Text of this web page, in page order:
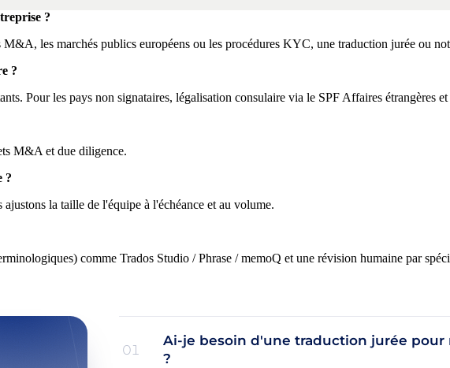
?
les marchés publics européens ou les procédures KYC, une traduction jurée ou
?
Pour les pays non signataires, légalisation consulaire via le SPF Affaires étrangères et
M&A et due diligence.
?
la taille de l'équipe à l'échéance et au volume.
comme Trados Studio / Phrase / memoQ et une révision humaine par
01
Ai-je besoin d'une traduction jurée
?